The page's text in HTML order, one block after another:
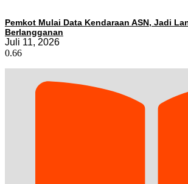
Pemkot Mulai Data Kendaraan ASN, Jadi
Berlangganan
Juli 11, 2026